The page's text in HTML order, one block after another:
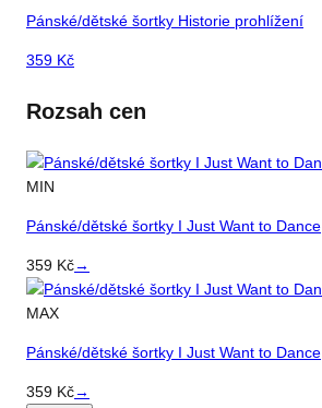
Pánské/dětské šortky Historie prohlížení
359 Kč
Rozsah cen
MIN
Pánské/dětské šortky I Just Want to Dance
359 Kč→
MAX
Pánské/dětské šortky I Just Want to Dance
359 Kč→